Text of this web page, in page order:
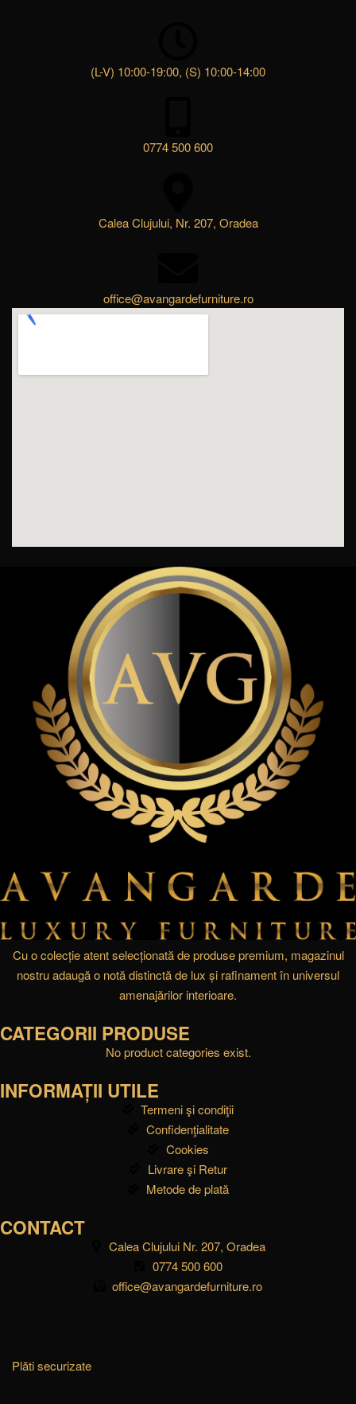
(L-V) 10:00-19:00, (S) 10:00-14:00
0774 500 600
Calea Clujului, Nr. 207, Oradea
office@avangardefurniture.ro
Cu o colecție atent selecționată de produse premium, magazinul
nostru adaugă o notă distinctă de lux și rafinament în universul
amenajărilor interioare.
CATEGORII PRODUSE
No product categories exist.
INFORMAȚII UTILE
Termeni şi condiţii
Confidenţialitate
Cookies
Livrare şi Retur
Metode de plată
CONTACT
Calea Clujului Nr. 207, Oradea
0774 500 600
office@avangardefurniture.ro
Plăti securizate